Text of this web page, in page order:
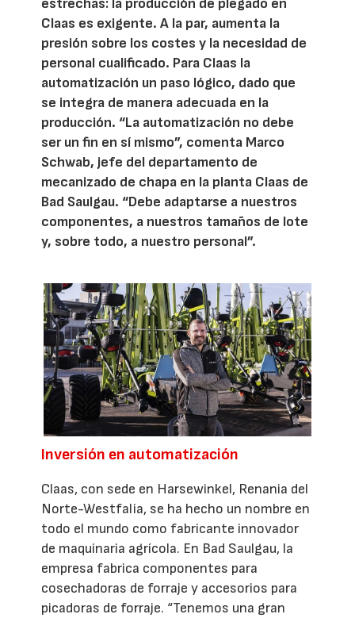
estrechas: la producción de plegado en
Claas es exigente. A la par, aumenta la
presión sobre los costes y la necesidad de
personal cualificado. Para Claas la
automatización un paso lógico, dado que
se integra de manera adecuada en la
producción. “La automatización no debe
ser un fin en sí mismo”, comenta Marco
Schwab, jefe del departamento de
mecanizado de chapa en la planta Claas de
Bad Saulgau. “Debe adaptarse a nuestros
componentes, a nuestros tamaños de lote
y, sobre todo, a nuestro personal”.
Inversión en automatización
Claas, con sede en Harsewinkel, Renania del
Norte-Westfalia, se ha hecho un nombre en
todo el mundo como fabricante innovador
de maquinaria agrícola. En Bad Saulgau, la
empresa fabrica componentes para
cosechadoras de forraje y accesorios para
picadoras de forraje. “Tenemos una gran